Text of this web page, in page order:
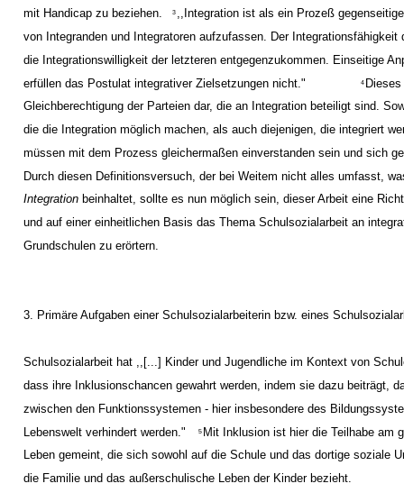
mit Handicap zu beziehen.
3 ,,Integration ist als ein Prozeß
von Integranden und Integratoren aufzufassen. Der Integrationsfähigkeit
die Integrationswilligkeit der letzteren entgegenzukommen. Einseitige
erfüllen das Postulat integrativer Zielsetzungen nicht."
4
Gleichberechtigung der Parteien dar, die an Integration beteiligt sind.
die die Integration möglich machen, als auch diejenigen, die integriert
müssen mit dem Prozess gleichermaßen einverstanden sein und sich
Durch diesen Definitionsversuch, der bei Weitem nicht alles umfasst,
Integration beinhaltet, sollte es nun möglich sein, dieser Arbeit eine
und auf einer einheitlichen Basis das Thema Schulsozialarbeit an
Grundschulen zu erörtern.
3. Primäre Aufgaben einer Schulsozialarbeiterin bzw. eines
Schulsozialarbeit hat ,,[...] Kinder und Jugendliche im Kontext von
dass ihre Inklusionschancen gewahrt werden, indem sie dazu beiträgt,
zwischen den Funktionssystemen - hier insbesondere des
Lebenswelt verhindert werden."
5 Mit Inklusion ist hier die Teilhabe am
Leben gemeint, die sich sowohl auf die Schule und das dortige soziale
die Familie und das außerschulische Leben der Kinder bezieht.